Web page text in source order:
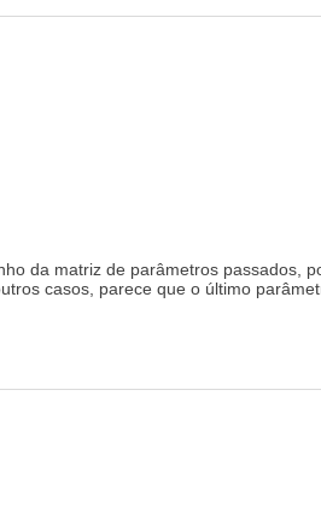
da matriz de parâmetros passados,
casos, parece que o último